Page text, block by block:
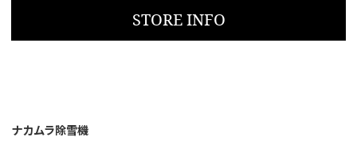
STORE INFO
ナカムラ除雪機